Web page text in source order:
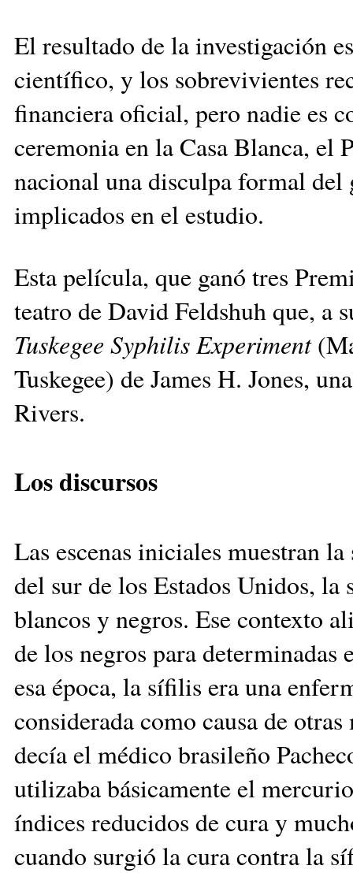
El resultado de la investigación
científico, y los sobrevivientes
financiera oficial, pero nadie es
ceremonia en la Casa Blanca, el
nacional una disculpa formal
implicados en el estudio.
Esta película, que ganó tres
teatro de David Feldshuh que, a
Tuskegee Syphilis Experiment
Tuskegee) de James H. Jones,
Rivers.
Los discursos
Las escenas iniciales muestran
del sur de los Estados Unidos, la
blancos y negros. Ese contexto
de los negros para determinadas
esa época, la sífilis era una
considerada como causa de
decía el médico brasileño
utilizaba básicamente el
índices reducidos de cura y
cuando surgió la cura contra la